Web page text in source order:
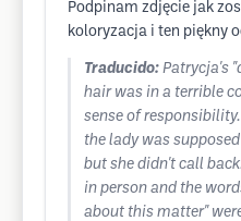
Podpinam zdjęcie jak
koloryzacja i ten piękny
Traducido: Patrycja's
hair was in a terrible
sense of
the lady was
but she didn't call
in person and the
about this matter"